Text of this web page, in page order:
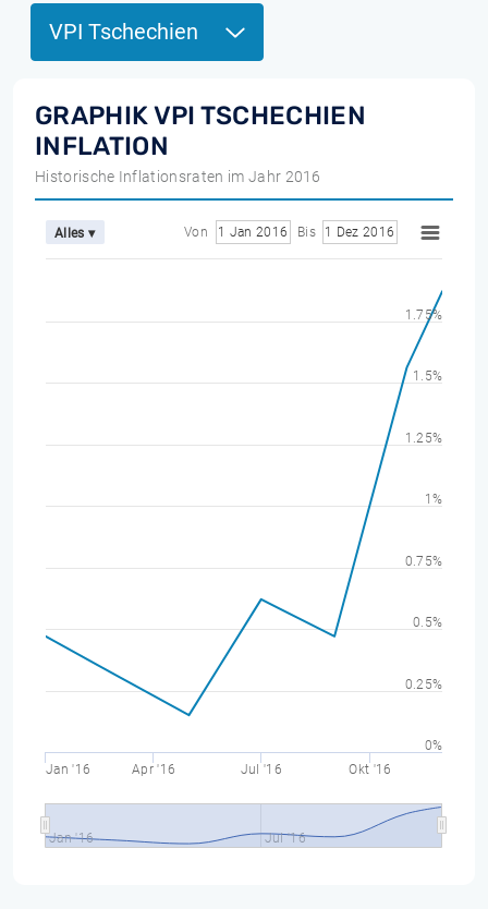
VPI Tschechien
GRAPHIK VPI TSCHECHIEN
INFLATION
Historische Inflationsraten im Jahr 2016
Alles ▾ Von 1 Jan 2016 Bis 1 Dez 2016
Jan '16 Apr '16 Jul '16 Okt '16
Jan '16 Jul '16
0%
0.25%
0.5%
0.75%
1%
1.25%
1.5%
1.75%